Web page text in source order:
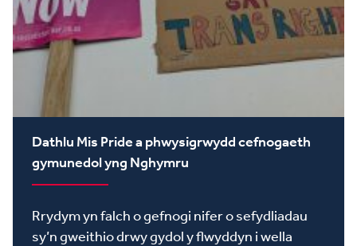
Dathlu Mis Pride a phwysigrwydd cefnogaeth
gymunedol yng Nghymru
Rrydym yn falch o gefnogi nifer o sefydliadau
sy’n gweithio drwy gydol y flwyddyn i wella